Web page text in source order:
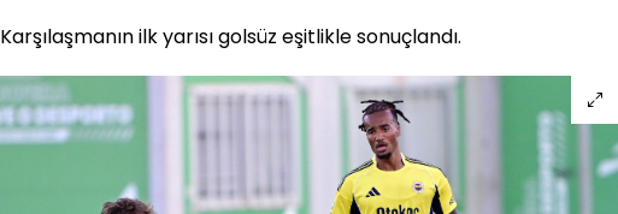
Karşılaşmanın ilk yarısı golsüz eşitlikle sonuçlandı.